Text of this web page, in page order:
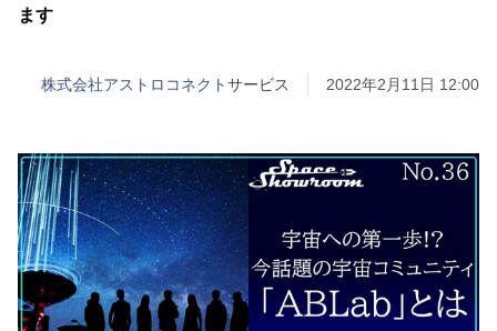
ます
株式会社アストロコネクトサービス 2022年2月11日 12:00